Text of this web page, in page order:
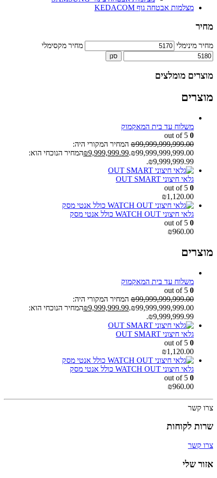
מצלמות אבטחה גוף KEDACOM
מחיר
מחיר מינימלי מחיר מקסימלי
סנן
מוצרים מומלצים
מוצרים
משלוח עד בית המאקמוק
0
₪99,999,999,999.00
המחיר המקורי היה:
₪99,999,999,999.00.
₪9,999,999.99
המחיר הנוכחי הוא:
₪9,999,999.99.
גלאי חיצוני OUT SMART
0
₪1,120.00
גלאי חיצוני WATCH OUT כולל אנטי מסק
0
₪960.00
מוצרים
משלוח עד בית המאקמוק
0
₪99,999,999,999.00
המחיר המקורי היה:
₪99,999,999,999.00.
₪9,999,999.99
המחיר הנוכחי הוא:
₪9,999,999.99.
גלאי חיצוני OUT SMART
0
₪1,120.00
גלאי חיצוני WATCH OUT כולל אנטי מסק
0
₪960.00
צרו קשר
שרות לקוחות
צרו קשר
אזור שלי